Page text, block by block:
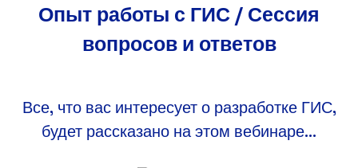
Опыт работы с ГИС / Сессия
вопросов и ответов
Все, что вас интересует о разработке ГИС,
будет рассказано на этом вебинаре...